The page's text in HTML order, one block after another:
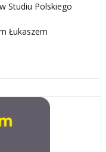
Studiu Polskiego
Łukaszem